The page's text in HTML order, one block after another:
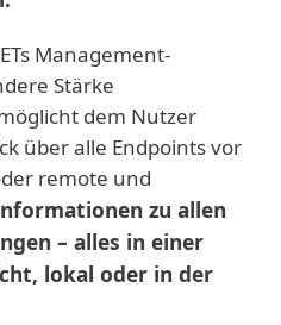
Management-
Stärke
dem Nutzer
über alle Endpoints vor
remote und
zu allen
– alles in einer
lokal oder in der